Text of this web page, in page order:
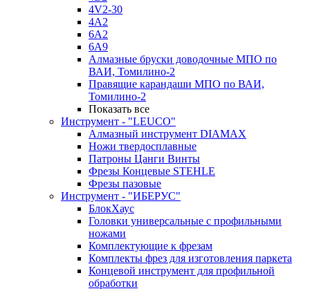
4V2-30
4А2
6A2
6A9
Алмазные бруски доводочные МПО по
ВАИ, Томилино-2
Правящие карандаши МПО по ВАИ,
Томилино-2
Показать все
Инструмент - "LEUCO"
Алмазный инструмент DIAMAX
Ножи твердосплавные
Патроны Цанги Винты
Фрезы Концевые STEHLE
Фрезы пазовые
Инструмент - "ИБЕРУС"
БлокХаус
Головки универсальные с профильными
ножами
Комплектующие к фрезам
Комплекты фрез для изготовления паркета
Концевой инструмент для профильной
обработки